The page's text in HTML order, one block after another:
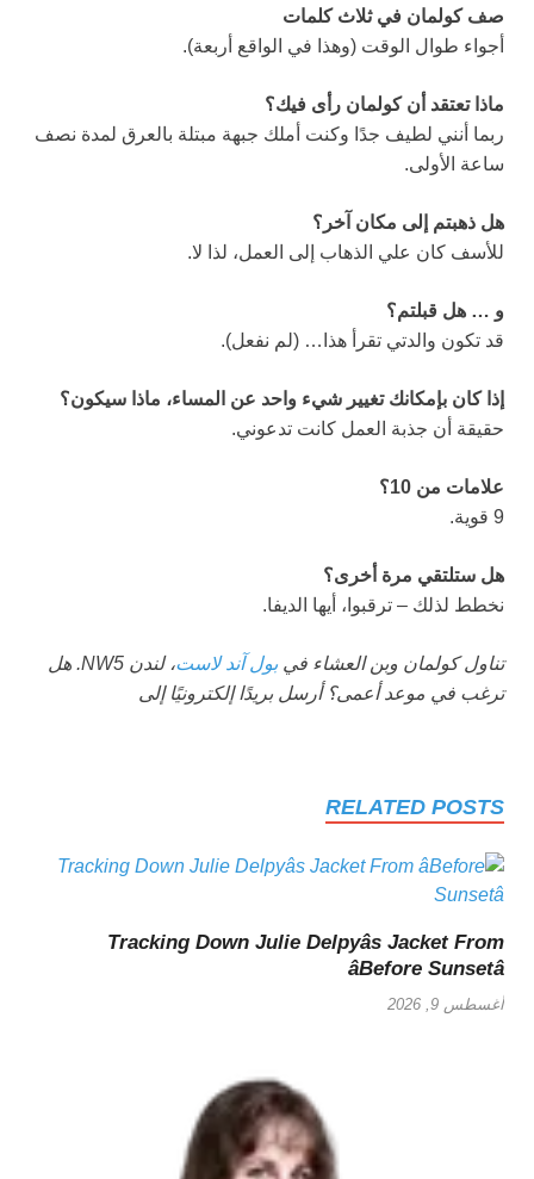
صف كولمان في ثلاث كلمات
أجواء طوال الوقت (وهذا في الواقع أربعة).
ماذا تعتقد أن كولمان رأى فيك؟
ربما أنني لطيف جدًا وكنت أملك جبهة مبتلة بالعرق لمدة نصف
ساعة الأولى.
هل ذهبتم إلى مكان آخر؟
للأسف كان علي الذهاب إلى العمل، لذا لا.
و … هل قبلتم؟
قد تكون والدتي تقرأ هذا… (لم نفعل).
إذا كان بإمكانك تغيير شيء واحد عن المساء، ماذا سيكون؟
حقيقة أن جذبة العمل كانت تدعوني.
علامات من 10؟
9 قوية.
هل ستلتقي مرة أخرى؟
نخطط لذلك – ترقبوا، أيها الديفا.
تناول كولمان وبن العشاء في بول آند لاست
، لندن NW5. هل
ترغب في موعد أعمى؟ أرسل بريدًا إلكترونيًا إلى
RELATED POSTS
Tracking Down Julie Delpyâs Jacket From
âBefore Sunsetâ
أغسطس 9, 2026